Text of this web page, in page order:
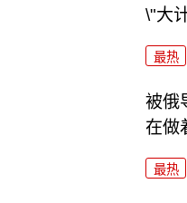
\"大
最热
被俄
在做
最热